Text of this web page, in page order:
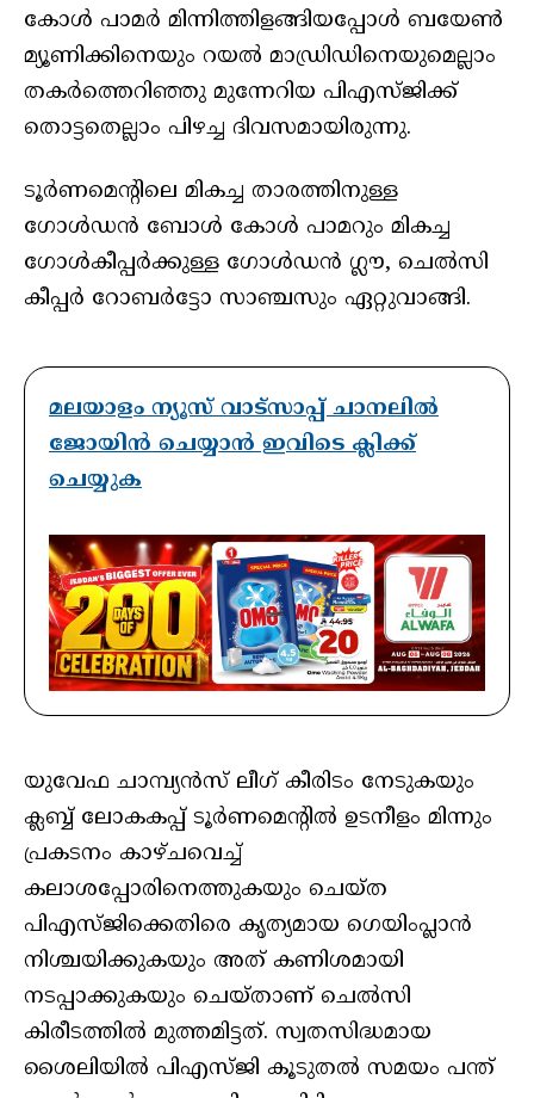
കോൾ പാമർ മിന്നിത്തിളങ്ങിയപ്പോൾ ബയേൺ
മ്യൂണിക്കിനെയും റയൽ മാഡ്രിഡിനെയുമെല്ലാം
തകർത്തെറിഞ്ഞു മുന്നേറിയ പിഎസ്ജിക്ക്
തൊട്ടതെല്ലാം പിഴച്ച ദിവസമായിരുന്നു.
ടൂർണമെന്റിലെ മികച്ച താരത്തിനുള്ള
ഗോൾഡൻ ബോൾ കോൾ പാമറും മികച്ച
ഗോൾകീപ്പർക്കുള്ള ഗോൾഡൻ ഗ്ലൗ, ചെൽസി
കീപ്പർ റോബർട്ടോ സാഞ്ചസും ഏറ്റുവാങ്ങി.
മലയാളം ന്യൂസ് വാട്സാപ്പ് ചാനലിൽ
ജോയിൻ ചെയ്യാൻ ഇവിടെ ക്ലിക്ക്
ചെയ്യുക
യുവേഫ ചാമ്പ്യൻസ് ലീഗ് കീരിടം നേടുകയും
ക്ലബ്ബ് ലോകകപ്പ് ടൂർണമെന്റിൽ ഉടനീളം മിന്നും
പ്രകടനം കാഴ്ചവെച്ച്
കലാശപ്പോരിനെത്തുകയും ചെയ്ത
പിഎസ്ജിക്കെതിരെ കൃത്യമായ ഗെയിംപ്ലാൻ
നിശ്ചയിക്കുകയും അത് കണിശമായി
നടപ്പാക്കുകയും ചെയ്താണ് ചെൽസി
കിരീടത്തിൽ മുത്തമിട്ടത്. സ്വതസിദ്ധമായ
ശൈലിയിൽ പിഎസ്ജി കൂടുതൽ സമയം പന്ത്